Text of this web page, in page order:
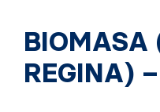
BIOMASA
REGINA)